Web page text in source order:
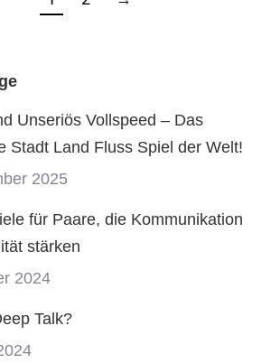
Unseriös Vollspeed – Das
Stadt Land Fluss Spiel der Welt!
2025
für Paare, die Kommunikation
stärken
2024
Talk?